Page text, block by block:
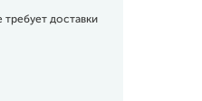
требует доставки